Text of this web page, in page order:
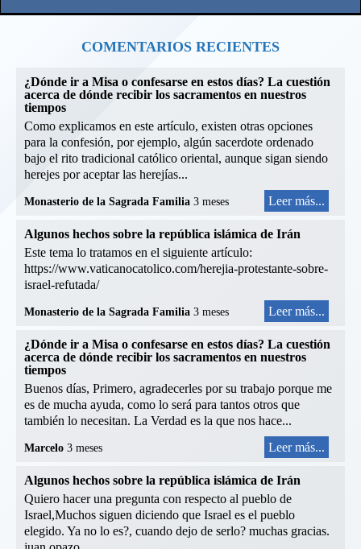
COMENTARIOS RECIENTES
¿Dónde ir a Misa o confesarse en estos días? La cuestión
acerca de dónde recibir los sacramentos en nuestros
tiempos
Como explicamos en este artículo, existen otras opciones
para la confesión, por ejemplo, algún sacerdote ordenado
bajo el rito tradicional católico oriental, aunque sigan siendo
herejes por aceptar las herejías...
Monasterio de la Sagrada Familia 3 meses Leer más...
Algunos hechos sobre la república islámica de Irán
Este tema lo tratamos en el siguiente artículo:
https://www.vaticanocatolico.com/herejia-protestante-sobre-
israel-refutada/
Monasterio de la Sagrada Familia 3 meses Leer más...
¿Dónde ir a Misa o confesarse en estos días? La cuestión
acerca de dónde recibir los sacramentos en nuestros
tiempos
Buenos días, Primero, agradecerles por su trabajo porque me
es de mucha ayuda, como lo será para tantos otros que
también lo necesitan. La Verdad es la que nos hace...
Marcelo 3 meses Leer más...
Algunos hechos sobre la república islámica de Irán
Quiero hacer una pregunta con respecto al pueblo de
Israel,Muchos siguen diciendo que Israel es el pueblo
elegido. Ya no lo es?, cuando dejo de serlo? muchas gracias.